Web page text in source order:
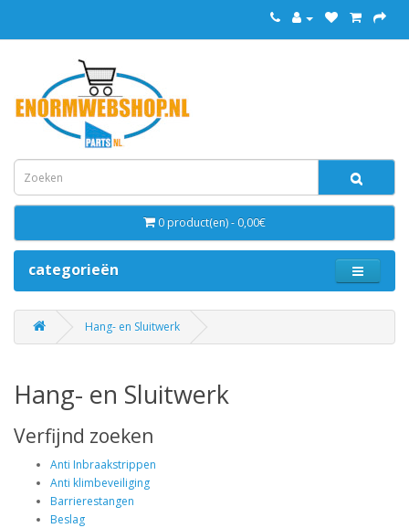
0 product(en) - 0,00€
categorieën
Hang- en Sluitwerk
Hang- en Sluitwerk
Verfijnd zoeken
Anti Inbraakstrippen
Anti klimbeveiliging
Barrierestangen
Beslag